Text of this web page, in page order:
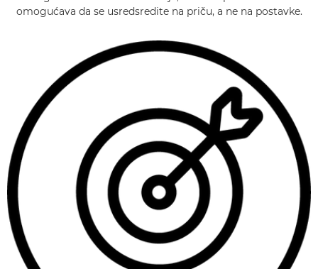
omogućava da se usredsredite na priču, a ne na postavke.